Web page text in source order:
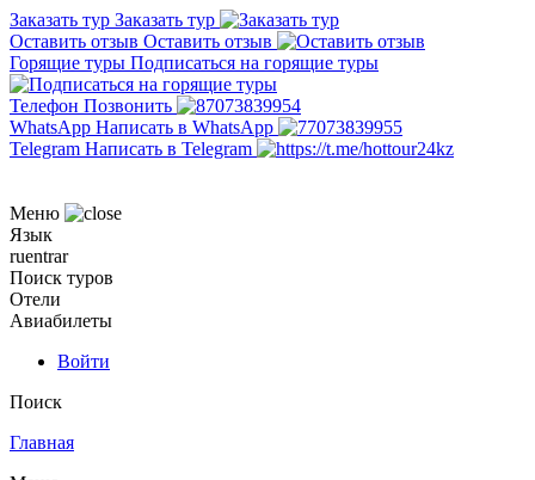
Заказать тур Заказать тур
Оставить отзыв Оставить отзыв
Горящие туры Подписаться на горящие туры
Телефон Позвонить
WhatsApp Написать в WhatsApp
Telegram Написать в Telegram
Меню
Язык
ruentrar
Поиск туров
Отели
Авиабилеты
Войти
Поиск
Главная